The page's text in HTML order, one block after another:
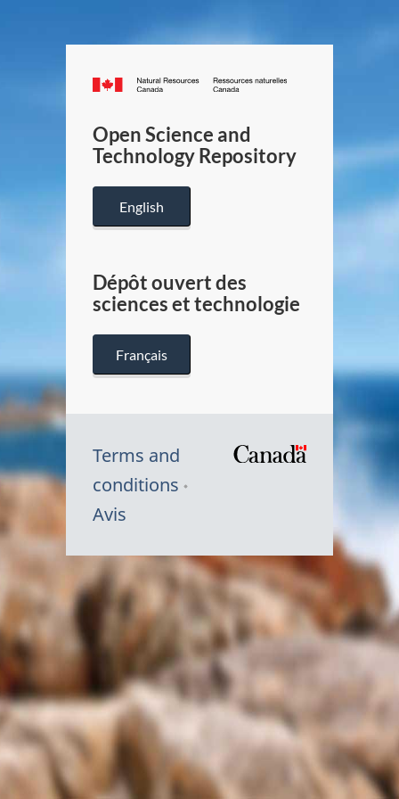
Canada.ca
/
Canada
Open Science and
Technology Repository
English
Dépôt ouvert des
sciences et technologie
Français
Terms and
conditions
Avis
Symbole
du
Canada